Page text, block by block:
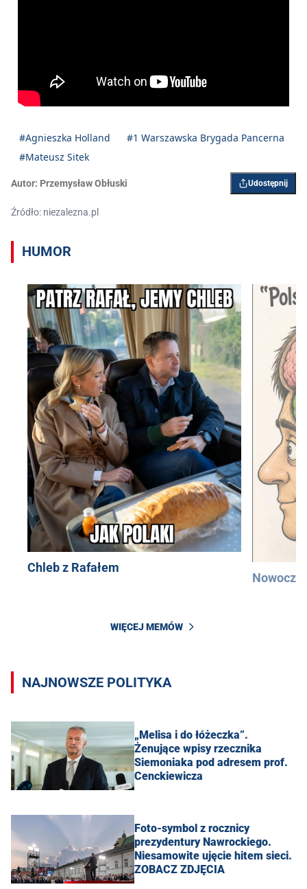
#Agnieszka Holland
#1 Warszawska Brygada Pancerna
#Mateusz Sitek
Autor: Przemysław Obłuski Udostępnij
Źródło: niezalezna.pl
HUMOR
Chleb z Rafałem
WIĘCEJ MEMÓW
NAJNOWSZE POLITYKA
„Melisa i do łóżeczka”.
Żenujące wpisy rzecznika
Siemoniaka pod adresem prof.
Cenckiewicza
Foto-symbol z rocznicy
prezydentury Nawrockiego.
Niesamowite ujęcie hitem sieci.
ZOBACZ ZDJĘCIA